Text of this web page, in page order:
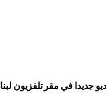
جديدا في مقر تلفزيون